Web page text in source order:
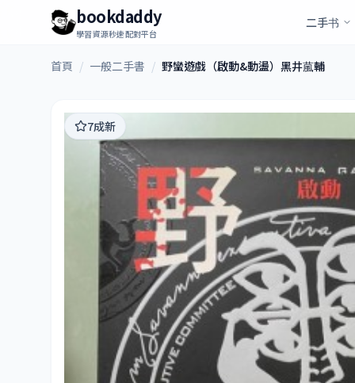
bookdaddy
學習資源秒速配對平台
二手书
首頁 / 一般二手書 / 野蠻遊戲（啟動&動盪）黑井葻輔
7成新